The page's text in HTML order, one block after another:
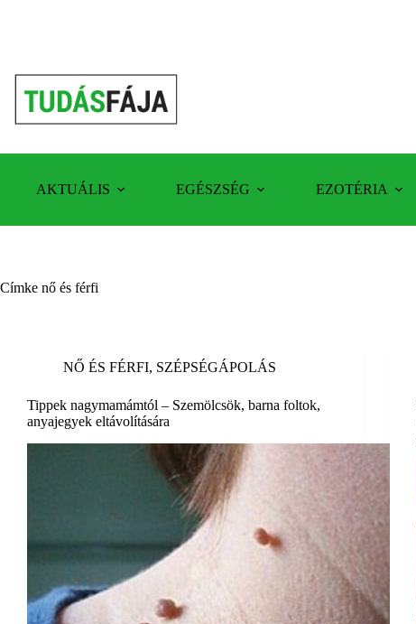
AKTUÁLIS EGÉSZSÉG EZOTÉRIA
Címke nő és férfi
NŐ ÉS FÉRFI, SZÉPSÉGÁPOLÁS
Tippek nagymamámtól – Szemölcsök, barna foltok,
anyajegyek eltávolítására